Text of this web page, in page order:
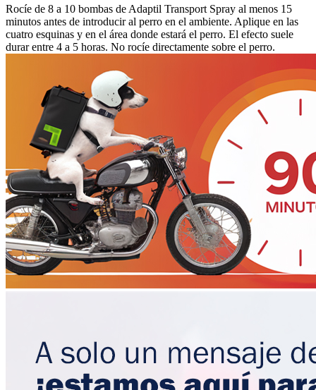
Rocíe de 8 a 10 bombas de Adaptil Transport Spray al menos 15
minutos antes de introducir al perro en el ambiente. Aplique en las
cuatro esquinas y en el área donde estará el perro. El efecto suele
durar entre 4 a 5 horas. No rocíe directamente sobre el perro.